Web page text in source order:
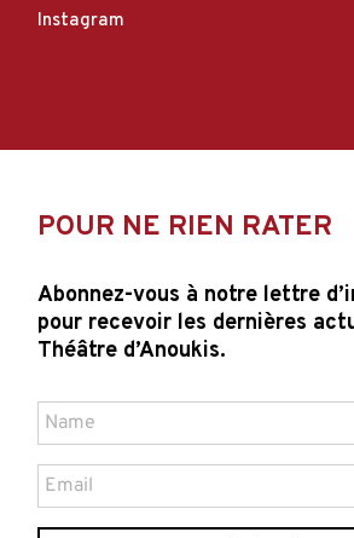
Instagram
POUR NE RIEN RATER
Abonnez-vous à notre lettre
pour recevoir les dernières
Théâtre d’Anoukis.